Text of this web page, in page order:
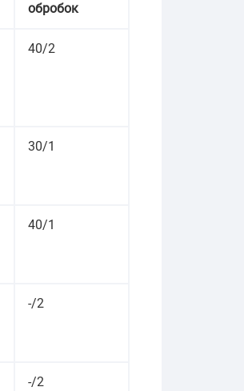
обробок
40/2
30/1
40/1
-/2
-/2